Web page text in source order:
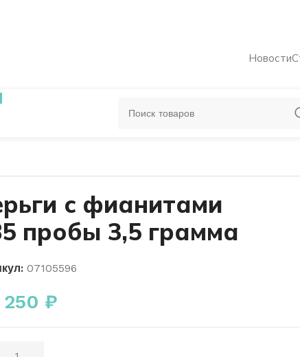
Новости
КОЛЬЦА 583 ПРОБЫ
ОБРУЧАЛЬНЫЕ
с фианитами
пробы 3,5 грамма
07105596
₽